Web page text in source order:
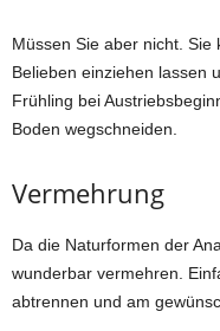
Müssen Sie aber nicht. Sie
Belieben einziehen lassen
Frühling bei
Boden wegschneiden.
Vermehrung
Da die Naturformen der
wunderbar vermehren.
abtrennen und am